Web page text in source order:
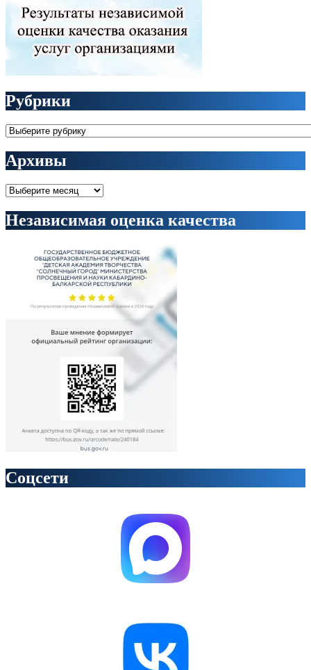
Рубрики
Рубрики
Архивы
Архивы
Независимая оценка качества
Соцсети